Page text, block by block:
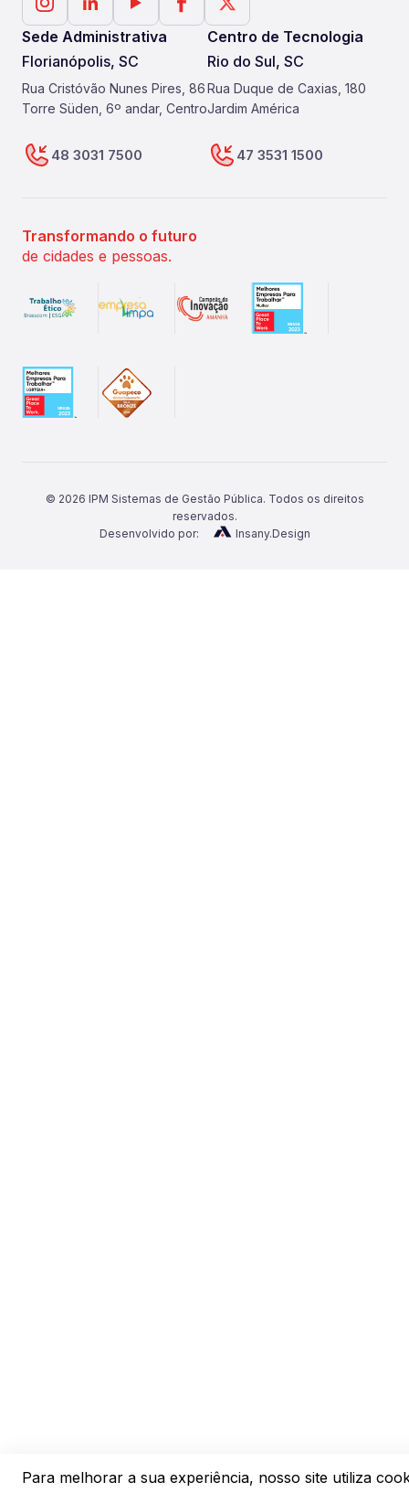
Para melhorar a sua experiência, nosso site utiliza
Sede Administrativa
Florianópolis, SC
Rua Cristóvão Nunes Pires, 86
Torre Süden, 6º andar, Centro
48 3031 7500
Centro de Tecnologia
Rio do Sul, SC
Rua Duque de Caxias, 180
Jardim América
47 3531 1500
Transformando o futuro
de cidades e pessoas.
© 2026 IPM Sistemas de Gestão Pública. Todos os direitos
reservados.
Desenvolvido por:
Insany.Design